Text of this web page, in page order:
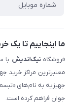
ما اینجاییم تا یک
فروشگاهنیک‌اندیش
معتبرترین مراکز خرید
جهیزیه به نام‌های
جوان فراهم کرده است.